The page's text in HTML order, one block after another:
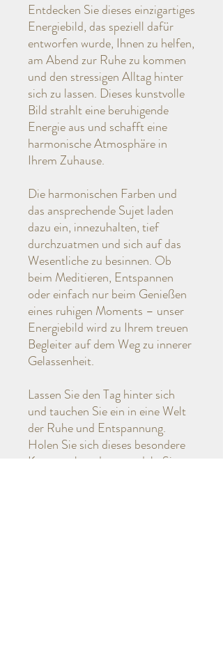
Entdecken Sie dieses einzigartiges
Energiebild, das speziell dafür
entworfen wurde, Ihnen zu helfen,
am Abend zur Ruhe zu kommen
und den stressigen Alltag hinter
sich zu lassen. Dieses kunstvolle
Bild strahlt eine beruhigende
Energie aus und schafft eine
harmonische Atmosphäre in
Ihrem Zuhause.
Die harmonischen Farben und
das ansprechende Sujet laden
dazu ein, innezuhalten, tief
durchzuatmen und sich auf das
Wesentliche zu besinnen. Ob
beim Meditieren, Entspannen
oder einfach nur beim Genießen
eines ruhigen Moments – unser
Energiebild wird zu Ihrem treuen
Begleiter auf dem Weg zu innerer
Gelassenheit.
Lassen Sie den Tag hinter sich
und tauchen Sie ein in eine Welt
der Ruhe und Entspannung.
Holen Sie sich dieses besondere
Kunstwerk und verwandeln Sie